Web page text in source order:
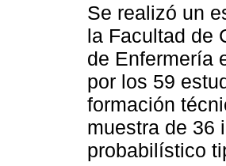
Se realizó un
la Facultad de
de Enfermería
por los 59
formación
muestra de 36
probabilístico